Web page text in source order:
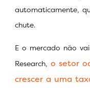
automaticamente,
chute.
E o mercado não
Research, o setor
crescer a uma